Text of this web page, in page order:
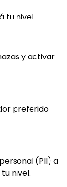
tu nivel.
y activar
preferido
(PII) a
nivel.